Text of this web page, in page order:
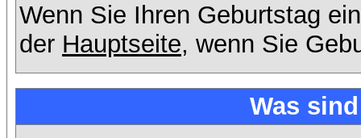
Wenn Sie Ihren Geburtstag
der Hauptseite, wenn Sie
Was